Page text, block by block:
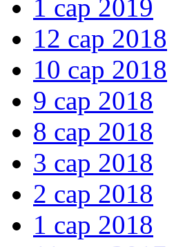
1 сар 2019
12 сар 2018
10 сар 2018
9 сар 2018
8 сар 2018
3 сар 2018
2 сар 2018
1 сар 2018